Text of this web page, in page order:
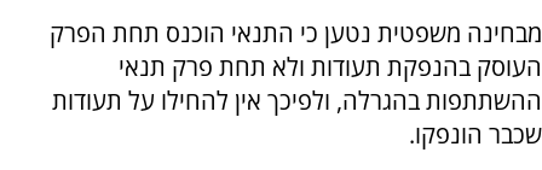
מבחינה משפטית נטען כי התנאי הוכנס תחת הפרק
העוסק בהנפקת תעודות ולא תחת פרק תנאי
ההשתתפות בהגרלה, ולפיכך אין להחילו על תעודות
שכבר הונפקו.